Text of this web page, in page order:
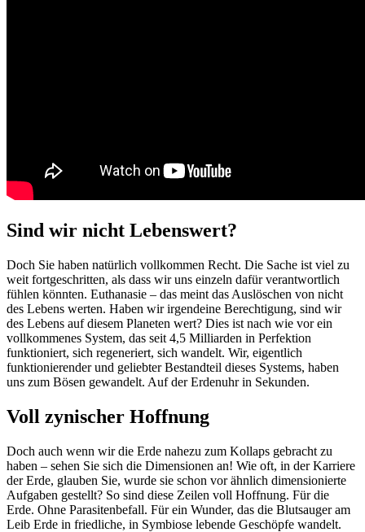
Sind wir nicht Lebenswert?
Doch Sie haben natürlich vollkommen Recht. Die Sache ist viel zu
weit fortgeschritten, als dass wir uns einzeln dafür verantwortlich
fühlen könnten. Euthanasie – das meint das Auslöschen von nicht
des Lebens werten. Haben wir irgendeine Berechtigung, sind wir
des Lebens auf diesem Planeten wert? Dies ist nach wie vor ein
vollkommenes System, das seit 4,5 Milliarden in Perfektion
funktioniert, sich regeneriert, sich wandelt. Wir, eigentlich
funktionierender und geliebter Bestandteil dieses Systems, haben
uns zum Bösen gewandelt. Auf der Erdenuhr in Sekunden.
Voll zynischer Hoffnung
Doch auch wenn wir die Erde nahezu zum Kollaps gebracht zu
haben – sehen Sie sich die Dimensionen an! Wie oft, in der Karriere
der Erde, glauben Sie, wurde sie schon vor ähnlich dimensionierte
Aufgaben gestellt? So sind diese Zeilen voll Hoffnung. Für die
Erde. Ohne Parasitenbefall. Für ein Wunder, das die Blutsauger am
Leib Erde in friedliche, in Symbiose lebende Geschöpfe wandelt.